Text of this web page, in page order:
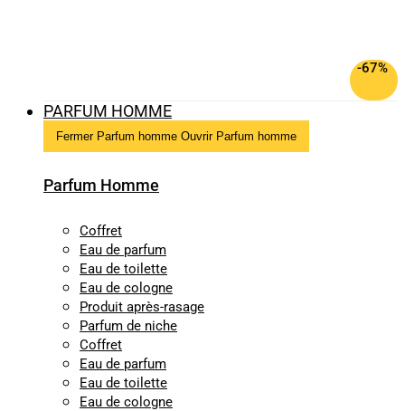
-67%
PARFUM HOMME
Fermer Parfum homme Ouvrir Parfum homme
Parfum Homme
Coffret
Eau de parfum
Eau de toilette
Eau de cologne
Produit après-rasage
Parfum de niche
Coffret
Eau de parfum
Eau de toilette
Eau de cologne